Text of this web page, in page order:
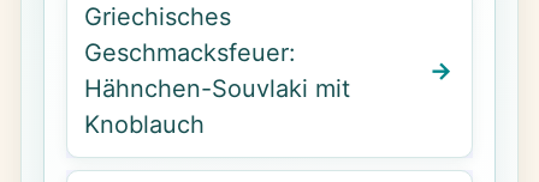
Griechisches
Geschmacksfeuer:
Hähnchen-Souvlaki mit
Knoblauch